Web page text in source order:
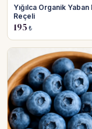
Yığılca Organik
Reçeli
195 ₺